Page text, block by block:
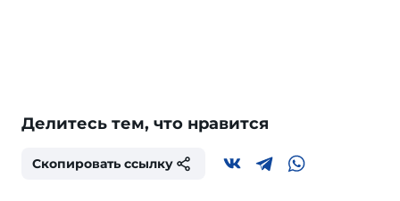
Делитесь тем, что нравится
Скопировать ссылку